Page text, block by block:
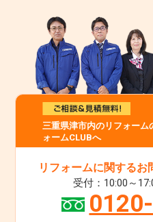
三重県津市内のリフォーム
ォームCLUBへ
リフォームに関するお
受付：10:00～